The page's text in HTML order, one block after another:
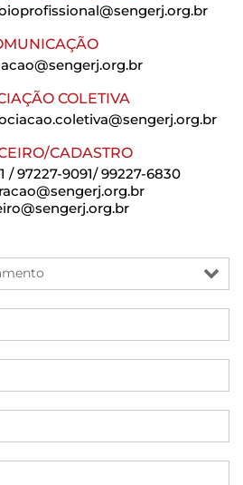
COLETIVA
CADASTRO
/ 97227-9091/ 99227-6830